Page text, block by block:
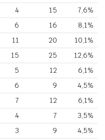
4 15
7,6%
6 16
8,1%
11 20
10,1%
15 25
12,6%
5 12
6,1%
6 9
4,5%
7 12
6,1%
4 7
3,5%
3 9
4,5%